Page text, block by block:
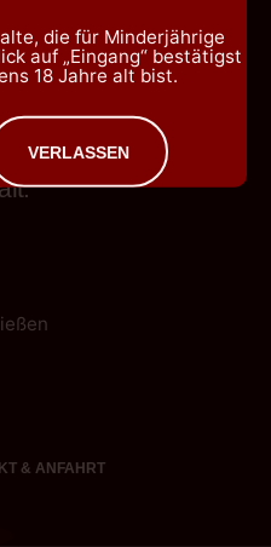
& ANFAHRT
die für Minderjährige
auf „Eingang“ bestätigst
18 Jahre alt bist.
VERLASSEN